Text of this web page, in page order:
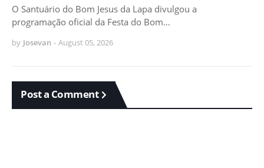
O Santuário do Bom Jesus da Lapa divulgou a
programação oficial da Festa do Bom…
by Josevan - August 05, 2026
Post a Comment